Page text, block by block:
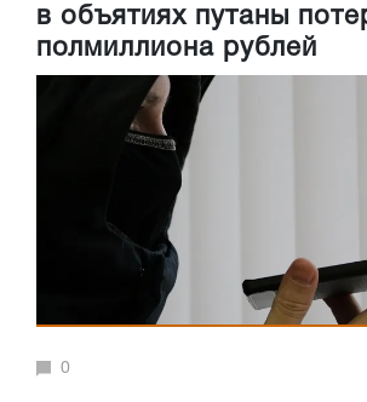
в объятиях путаны
полмиллиона рублей
0